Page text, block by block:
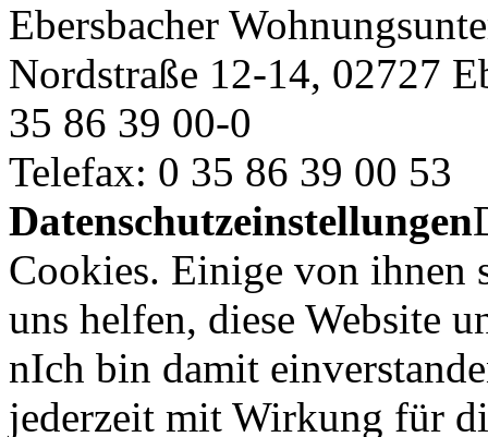
Ebersbacher
Nordstraße 12-14, 02727
35 86 39 00-0
Telefax: 0 35 86 39 00 53
Datenschutzeinstellungen
Cookies. Einige von ihnen
uns helfen, diese Website
nIch bin damit
jederzeit mit Wirkung für